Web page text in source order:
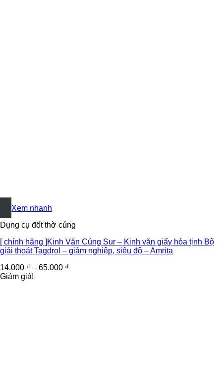
+
Xem nhanh
Dụng cụ đốt thờ cúng
[ chính hãng ]Kinh Văn Cúng Sur – Kinh văn giấy hỏa tịnh Bộ
giải thoát Tagdrol – giảm nghiệp, siêu độ – Amrita
14.000 ₫ – 65.000 ₫
Giảm giá!